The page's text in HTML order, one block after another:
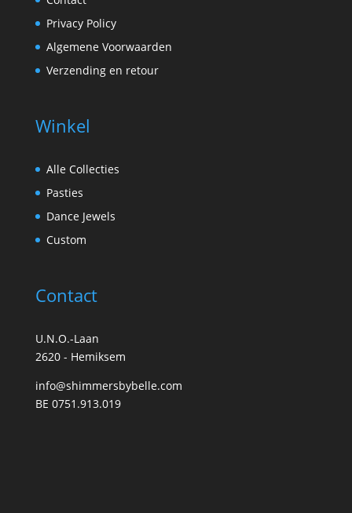
Privacy Policy
Algemene Voorwaarden
Verzending en retour
Winkel
Alle Collecties
Pasties
Dance Jewels
Custom
Contact
U.N.O.-Laan
2620 - Hemiksem
info@shimmersbybelle.com
BE 0751.913.019